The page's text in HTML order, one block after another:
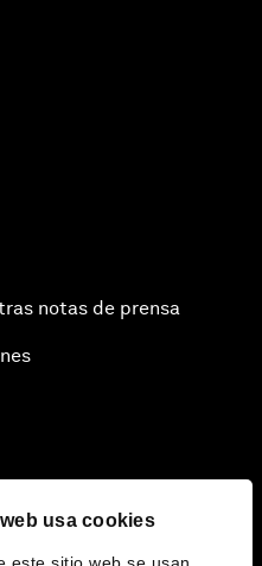
usa cookies
notas de prensa